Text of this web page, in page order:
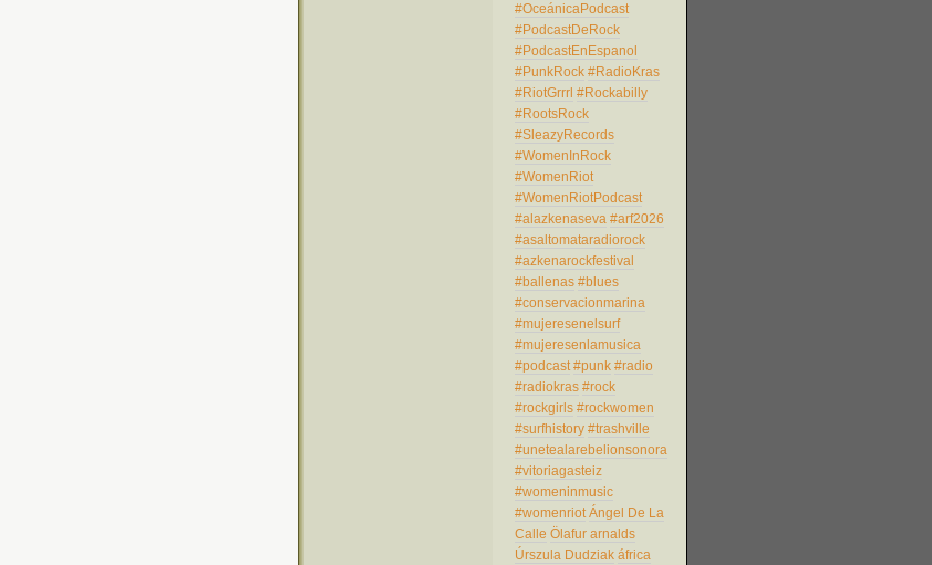
#OceánicaPodcast
#PodcastDeRock
#PodcastEnEspanol
#PunkRock #RadioKras
#RiotGrrrl #Rockabilly
#RootsRock
#SleazyRecords
#WomenInRock
#WomenRiot
#WomenRiotPodcast
#alazkenaseva #arf2026
#asaltomataradiorock
#azkenarockfestival
#ballenas #blues
#conservacionmarina
#mujeresenelsurf
#mujeresenlamusica
#podcast #punk #radio
#radiokras #rock
#rockgirls #rockwomen
#surfhistory #trashville
#unetealarebelionsonora
#vitoriagasteiz
#womeninmusic
#womenriot Ángel De La
Calle Ölafur arnalds
Úrszula Dudziak áfrica